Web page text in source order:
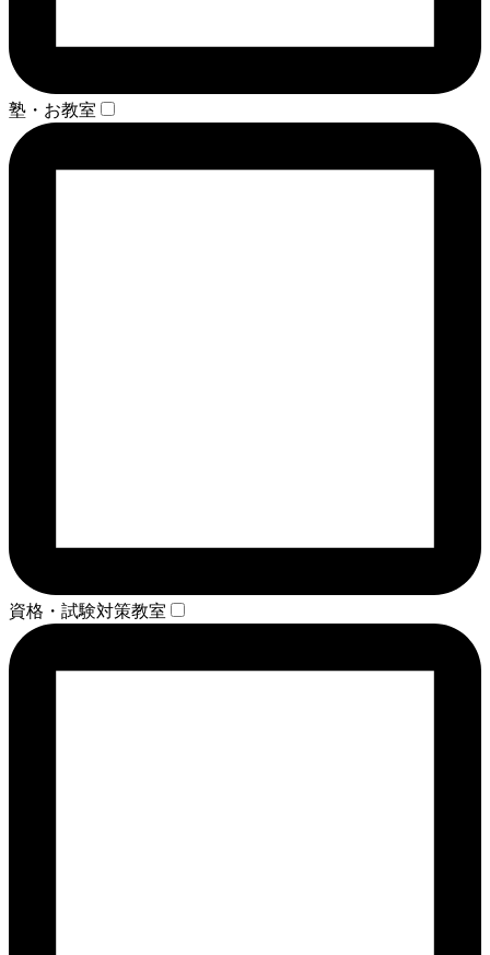
塾・お教室
資格・試験対策教室